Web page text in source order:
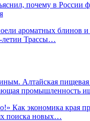
почему в России
ароматных блинов и
летии Трассы…
Алтайская
промышленность
Как экономика края
поиска новых…